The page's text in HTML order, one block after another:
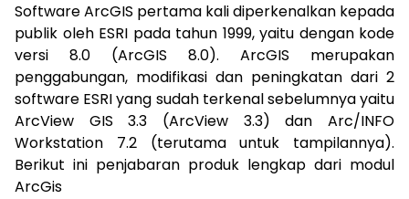
Software ArcGIS pertama kali diperkenalkan kepada
publik oleh ESRI pada tahun 1999, yaitu dengan kode
versi 8.0 (ArcGIS 8.0). ArcGIS merupakan
penggabungan, modifikasi dan peningkatan dari 2
software ESRI yang sudah terkenal sebelumnya yaitu
ArcView GIS 3.3 (ArcView 3.3) dan Arc/INFO
Workstation 7.2 (terutama untuk tampilannya).
Berikut ini penjabaran produk lengkap dari modul
ArcGis